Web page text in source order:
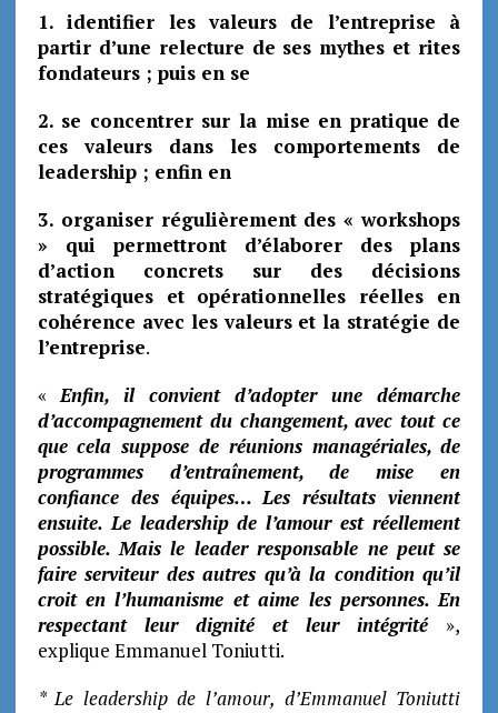
1. identifier les valeurs de l’entreprise à
partir d’une relecture de ses mythes et rites
fondateurs ; puis en se
2. se concentrer sur la mise en pratique de
ces valeurs dans les comportements de
leadership ; enfin en
3. organiser régulièrement des « workshops
» qui permettront d’élaborer des plans
d’action concrets sur des décisions
stratégiques et opérationnelles réelles en
cohérence avec les valeurs et la stratégie de
l’entreprise.
« Enfin, il convient d’adopter une démarche
d’accompagnement du changement, avec tout ce
que cela suppose de réunions managériales, de
programmes d’entraînement, de mise en
confiance des équipes… Les résultats viennent
ensuite. Le leadership de l’amour est réellement
possible. Mais le leader responsable ne peut se
faire serviteur des autres qu’à la condition qu’il
croit en l’humanisme et aime les personnes. En
respectant leur dignité et leur intégrité
»,
explique Emmanuel Toniutti.
* Le leadership de l’amour, d’Emmanuel Toniutti